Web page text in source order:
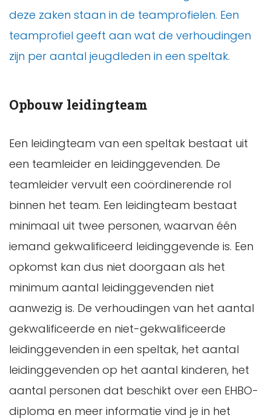
deze zaken staan in de teamprofielen. Een
teamprofiel geeft aan wat de verhoudingen
zijn per aantal jeugdleden in een speltak.
Opbouw leidingteam
Een leidingteam van een speltak bestaat uit
een teamleider en leidinggevenden. De
teamleider vervult een coördinerende rol
binnen het team. Een leidingteam bestaat
minimaal uit twee personen, waarvan één
iemand gekwalificeerd leidinggevende is. Een
opkomst kan dus niet doorgaan als het
minimum aantal leidinggevenden niet
aanwezig is. De verhoudingen van het aantal
gekwalificeerde en niet-gekwalificeerde
leidinggevenden in een speltak, het aantal
leidinggevenden op het aantal kinderen, het
aantal personen dat beschikt over een EHBO-
diploma en meer informatie vind je in het